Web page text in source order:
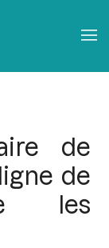
de
de
les